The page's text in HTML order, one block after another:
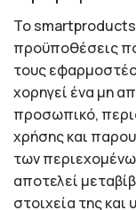
Το smartproducts
προϋποθέσεις
τους
χορηγεί ένα μη
προσωπικό,
χρήσης και
των
αποτελεί
στοιχεία της